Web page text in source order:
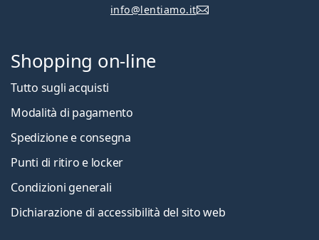
info@lentiamo.it
Shopping on-line
Tutto sugli acquisti
Modalità di pagamento
Spedizione e consegna
Punti di ritiro e locker
Condizioni generali
Dichiarazione di accessibilità del sito web